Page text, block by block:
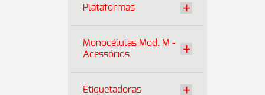
Plataformas
Monocélulas Mod. M -
Acessórios
Etiquetadoras